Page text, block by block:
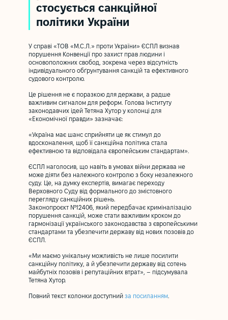
стосується санкційної
політики України
У справі «ТОВ «М.С.Л.» проти України» ЄСПЛ визнав
порушення Конвенції про захист прав людини і
основоположних свобод, зокрема через відсутність
індивідуального обґрунтування санкцій та ефективного
судового контролю.
Це рішення не є поразкою для держави, а радше
важливим сигналом для реформ. Голова Інституту
законодавчих ідей Тетяна Хутор у колонці для
«Економічної правди» зазначає:
«Україна має шанс сприйняти це як стимул до
вдосконалення, щоб її санкційна політика стала
ефективною та відповідала європейським стандартам».
ЄСПЛ наголосив, що навіть в умовах війни держава не
може діяти без належного контролю з боку незалежного
суду. Це, на думку експертів, вимагає переходу
Верховного Суду від формального до змістовного
перегляду санкційних рішень.
Законопроєкт №12406, який передбачає криміналізацію
порушення санкцій, може стати важливим кроком до
гармонізації українського законодавства з європейськими
стандартами та убезпечити державу від нових позовів до
ЄСПЛ.
«Ми маємо унікальну можливість не лише посилити
санкційну політику, а й убезпечити державу від сотень
майбутніх позовів і репутаційних втрат», – підсумувала
Тетяна Хутор.
Повний текст колонки доступний за посиланням.